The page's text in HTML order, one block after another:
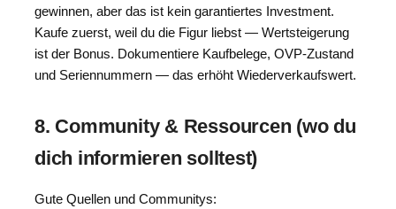
gewinnen, aber das ist kein garantiertes Investment.
Kaufe zuerst, weil du die Figur liebst — Wertsteigerung
ist der Bonus. Dokumentiere Kaufbelege, OVP-Zustand
und Seriennummern — das erhöht Wiederverkaufswert.
8. Community & Ressourcen (wo du
dich informieren solltest)
Gute Quellen und Communitys: